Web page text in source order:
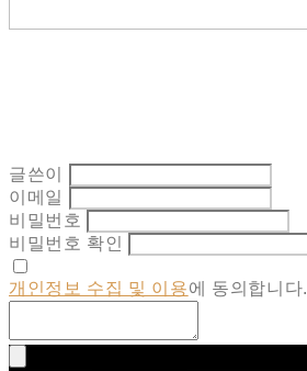
글쓴이
이메일
비밀번호
비밀번호 확인
개인정보 수집 및 이용에 동의합니다.